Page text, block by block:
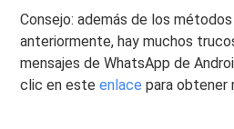
Consejo: además de los
anteriormente, hay muchos
mensajes de WhatsApp de
clic en esteenlace para obtener